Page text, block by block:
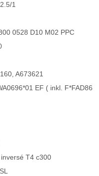
1
0528 D10 M02 PPC
A673621
EF ( inkl. F*FAD86
T4 c300